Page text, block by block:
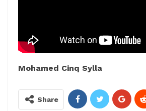
Mohamed Cinq Sylla
Share